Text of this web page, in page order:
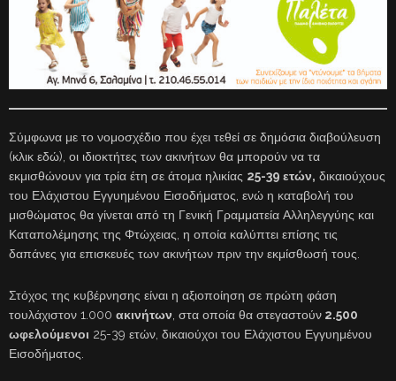
Σύμφωνα με το νομοσχέδιο που έχει τεθεί σε δημόσια διαβούλευση
(κλικ εδώ), οι ιδιοκτήτες των ακινήτων θα μπορούν να τα
εκμισθώνουν για τρία έτη σε άτομα ηλικίας 25-39 ετών, δικαιούχους
του Ελάχιστου Εγγυημένου Εισοδήματος, ενώ η καταβολή του
μισθώματος θα γίνεται από τη Γενική Γραμματεία Αλληλεγγύης και
Καταπολέμησης της Φτώχειας, η οποία καλύπτει επίσης τις
δαπάνες για επισκευές των ακινήτων πριν την εκμίσθωσή τους.
Στόχος της κυβέρνησης είναι η αξιοποίηση σε πρώτη φάση
τουλάχιστον 1.000 ακινήτων , στα οποία θα στεγαστούν 2.500
ωφελούμενοι 25-39 ετών, δικαιούχοι του Ελάχιστου Εγγυημένου
Εισοδήματος.